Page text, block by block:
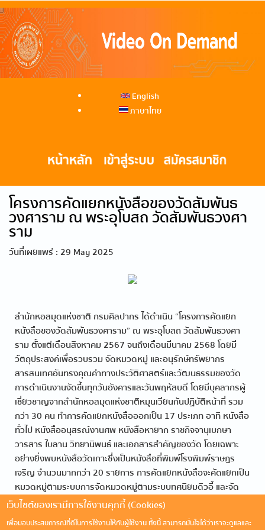
English
ภาษาไทย
โครงการคัดแยกหนังสือของวัดสัมพันธ
วงศาราม ณ พระอุโบสถ วัดสัมพันธวงศา
ราม
วันที่เผยแพร่ : 29 May 2025
สำนักหอสมุดแห่งชาติ กรมศิลปากร ได้ดำเนิน “โครงการคัดแยก
หนังสือของวัดสัมพันธวงศาราม” ณ พระอุโบสถ วัดสัมพันธวงศา
ราม ตั้งแต่เดือนสิงหาคม 2567 จนถึงเดือนมีนาคม 2568 โดยมี
วัตถุประสงค์เพื่อรวบรวม จัดหมวดหมู่ และอนุรักษ์ทรัพยากร
สารสนเทศอันทรงคุณค่าทางประวัติศาสตร์และวัฒนธรรมของวัด
การดำเนินงานจัดขึ้นทุกวันอังคารและวันพฤหัสบดี โดยมีบุคลากรผู้
เชี่ยวชาญจากสำนักหอสมุดแห่งชาติหมุนเวียนกันปฏิบัติหน้าที่ รวม
กว่า 30 คน ทำการคัดแยกหนังสือออกเป็น 17 ประเภท อาทิ หนังสือ
ทั่วไป หนังสืออนุสรณ์งานศพ หนังสือหายาก ราชกิจจานุเบกษา
วารสาร ใบลาน วิทยานิพนธ์ และเอกสารสำคัญของวัด โดยเฉพาะ
อย่างยิ่งพบหนังสือวัดเกาะซึ่งเป็นหนังสือที่พิมพ์โรงพิมพ์ราษฎร
เจริญ จำนวนมากกว่า 20 รายการ การคัดแยกหนังสือจะคัดแยกเป็น
หมวดหมู่ตามระบบการจัดหมวดหมู่ตามระบบทศนิยมดิวอี้ และจัด
เก็บในตู้เหล็กและกล่องพลาสติกอย่างเป็นระบบ พร้อมป้ายกำกับ
เว็บไซต์ของเรามีการใช้งานคุกกี้ (Cookies)
เพื่อมอบประสบการณ์ที่ดีในการใช้งานให้กับผู้ใช้งาน ทั้งนี้ สามารถมั่นใจได้ว่าเราจะดูแลและ